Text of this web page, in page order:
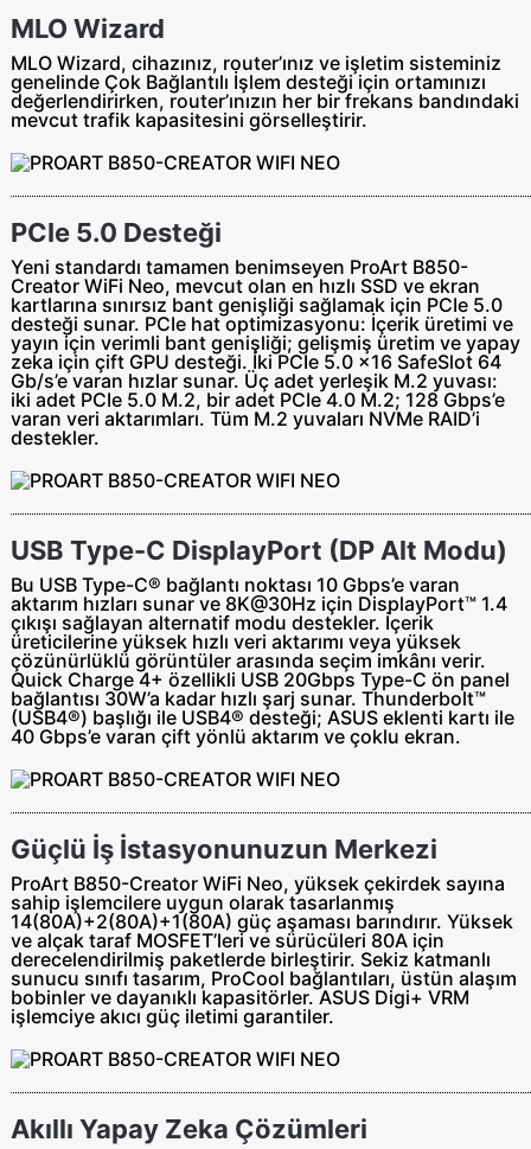
MLO Wizard
MLO Wizard, cihazınız, router’ınız ve işletim sisteminiz
genelinde Çok Bağlantılı İşlem desteği için ortamınızı
değerlendirirken, router’ınızın her bir frekans bandındaki
mevcut trafik kapasitesini görselleştirir.
PCIe 5.0 Desteği
Yeni standardı tamamen benimseyen ProArt B850-
Creator WiFi Neo, mevcut olan en hızlı SSD ve ekran
kartlarına sınırsız bant genişliği sağlamak için PCIe 5.0
desteği sunar. PCIe hat optimizasyonu: İçerik üretimi ve
yayın için verimli bant genişliği; gelişmiş üretim ve yapay
zeka için çift GPU desteği. İki PCIe 5.0 x16 SafeSlot 64
Gb/s’e varan hızlar sunar. Üç adet yerleşik M.2 yuvası:
iki adet PCIe 5.0 M.2, bir adet PCIe 4.0 M.2; 128 Gbps’e
varan veri aktarımları. Tüm M.2 yuvaları NVMe RAID’i
destekler.
USB Type-C DisplayPort (DP Alt Modu)
Bu USB Type-C® bağlantı noktası 10 Gbps’e varan
aktarım hızları sunar ve 8K@30Hz için DisplayPort™ 1.4
çıkışı sağlayan alternatif modu destekler. İçerik
üreticilerine yüksek hızlı veri aktarımı veya yüksek
çözünürlüklü görüntüler arasında seçim imkânı verir.
Quick Charge 4+ özellikli USB 20Gbps Type-C ön panel
bağlantısı 30W’a kadar hızlı şarj sunar. Thunderbolt™
(USB4®) başlığı ile USB4® desteği; ASUS eklenti kartı ile
40 Gbps’e varan çift yönlü aktarım ve çoklu ekran.
Güçlü İş İstasyonunuzun Merkezi
ProArt B850-Creator WiFi Neo, yüksek çekirdek sayına
sahip işlemcilere uygun olarak tasarlanmış
14(80A)+2(80A)+1(80A) güç aşaması barındırır. Yüksek
ve alçak taraf MOSFET’leri ve sürücüleri 80A için
derecelendirilmiş paketlerde birleştirir. Sekiz katmanlı
sunucu sınıfı tasarım, ProCool bağlantıları, üstün alaşım
bobinler ve dayanıklı kapasitörler. ASUS Digi+ VRM
işlemciye akıcı güç iletimi garantiler.
Akıllı Yapay Zeka Çözümleri